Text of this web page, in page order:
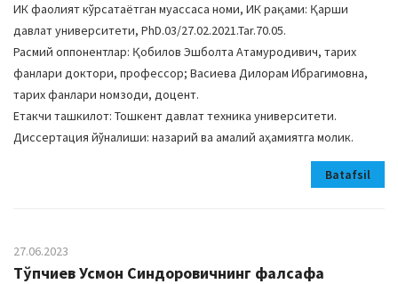
ИК фаолият кўрсатаётган муассаса номи, ИК рақами: Қарши
давлат университети, PhD.03/27.02.2021.Tar.70.05.
Расмий оппонентлар: Қобилов Эшболта Атамуродивич, тарих
фанлари доктори, профессор; Васиева Дилорам Ибрагимовна,
тарих фанлари номзоди, доцент.
Етакчи ташкилот: Тошкент давлат техника университети.
Диссертация йўналиши: назарий ва амалий аҳамиятга молик.
Batafsil
27.06.2023
Тўпчиев Усмон Синдоровичнинг фалсафа